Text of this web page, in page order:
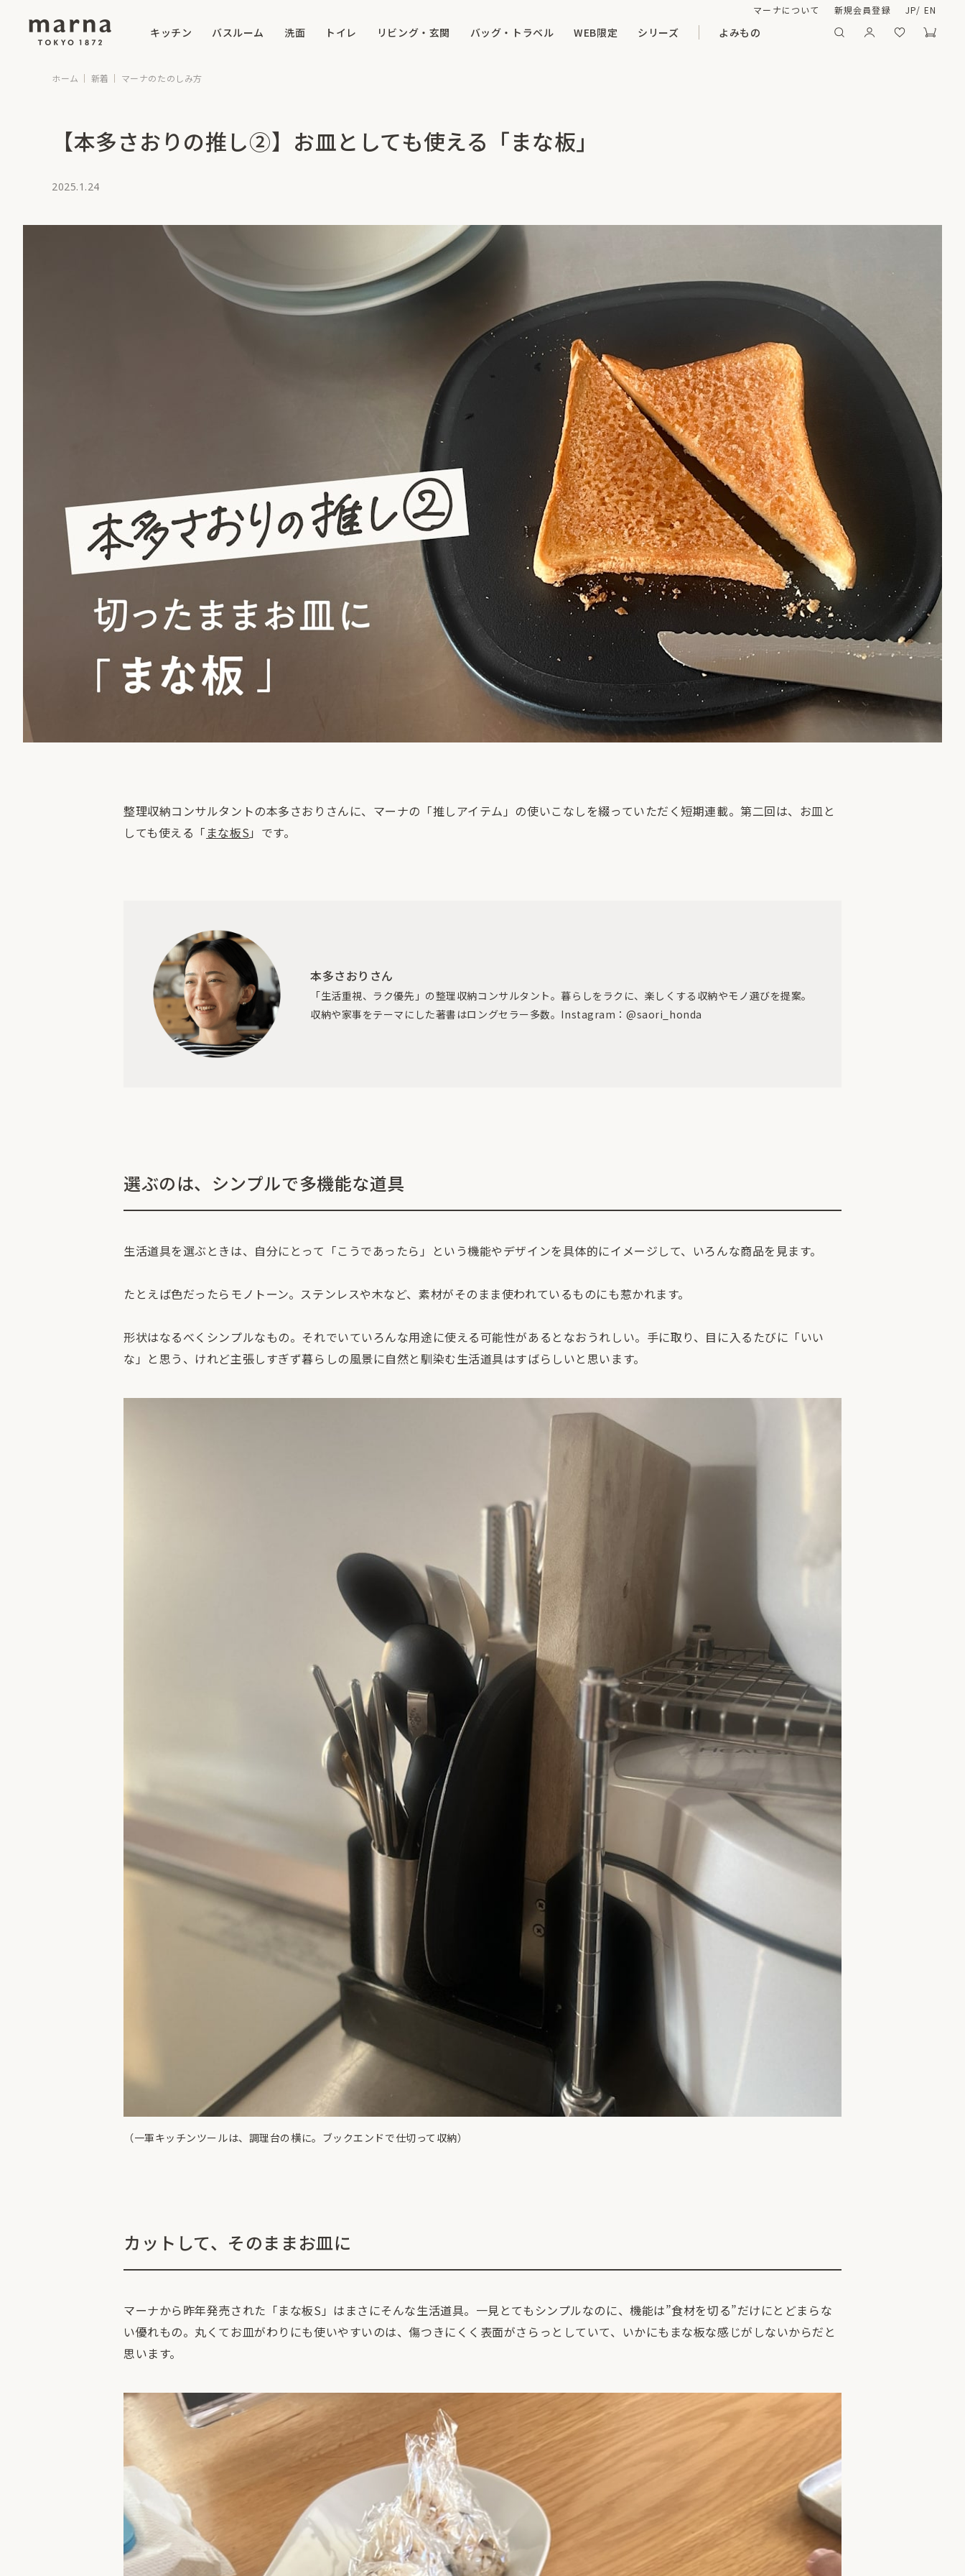
キッチン バスルーム 洗面 トイレ リビング・玄関 バッグ・トラベル WEB限定 シリーズ よみもの
マーナについて 新規会員登録 JP/ EN
ホーム 新着 マーナのたのしみ方
【本多さおりの推し②】お皿としても使える「まな板」
2025.1.24
整理収納コンサルタントの本多さおりさんに、マーナの「推しアイテム」の使いこなしを綴っていただく短期連載。第二回は、お皿と
しても使える「 まな板S 」です。
本多さおりさん
「生活重視、ラク優先」の整理収納コンサルタント。暮らしをラクに、楽しくする収納やモノ選びを提案。
収納や家事をテーマにした著書はロングセラー多数。Instagram：@saori_honda
選ぶのは、シンプルで多機能な道具
生活道具を選ぶときは、自分にとって「こうであったら」という機能やデザインを具体的にイメージして、いろんな商品を見ます。
たとえば色だったらモノトーン。ステンレスや木など、素材がそのまま使われているものにも惹かれます。
形状はなるべくシンプルなもの。それでいていろんな用途に使える可能性があるとなおうれしい。手に取り、目に入るたびに「いい
な」と思う、けれど主張しすぎず暮らしの風景に自然と馴染む生活道具はすばらしいと思います。
（一軍キッチンツールは、調理台の横に。ブックエンドで仕切って収納）
カットして、そのままお皿に
マーナから昨年発売された「まな板S」はまさにそんな生活道具。一見とてもシンプルなのに、機能は”食材を切る”だけにとどまらな
い優れもの。丸くてお皿がわりにも使いやすいのは、傷つきにくく表面がさらっとしていて、いかにもまな板な感じがしないからだと
思います。